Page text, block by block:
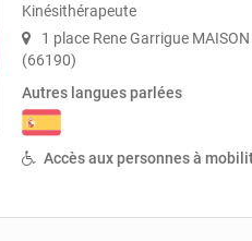
Kinésithérapeute
1 place Rene Garrigue
(66190)
Autres langues parlées
Accès aux personnes à